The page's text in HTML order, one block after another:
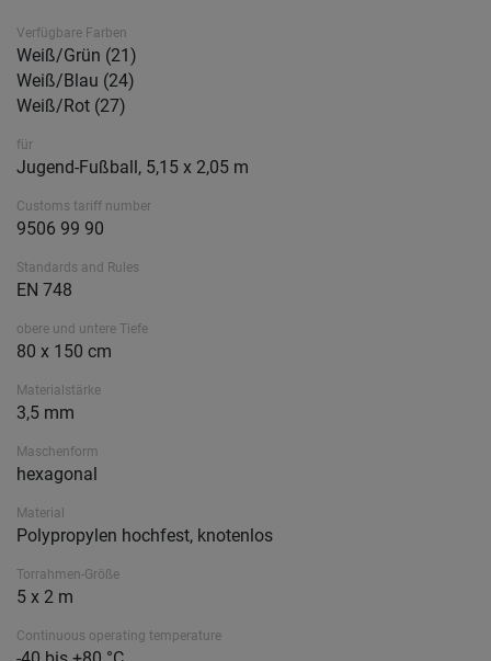
Verfügbare Farben
Weiß/Grün (21)
Weiß/Blau (24)
Weiß/Rot (27)
für
Jugend-Fußball, 5,15 x 2,05 m
Customs tariff number
9506 99 90
Standards and Rules
EN 748
obere und untere Tiefe
80 x 150 cm
Materialstärke
3,5 mm
Maschenform
hexagonal
Material
Polypropylen hochfest, knotenlos
Torrahmen-Größe
5 x 2 m
Continuous operating temperature